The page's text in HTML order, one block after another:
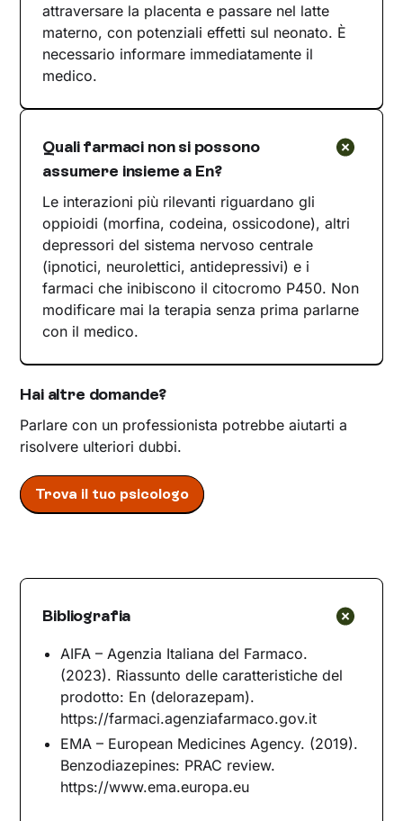
attraversare la placenta e passare nel latte
materno, con potenziali effetti sul neonato. È
necessario informare immediatamente il
medico.
Quali farmaci non si possono
assumere insieme a En?
Le interazioni più rilevanti riguardano gli
oppioidi (morfina, codeina, ossicodone), altri
depressori del sistema nervoso centrale
(ipnotici, neurolettici, antidepressivi) e i
farmaci che inibiscono il citocromo P450. Non
modificare mai la terapia senza prima parlarne
con il medico.
Hai altre domande?
Parlare con un professionista potrebbe aiutarti a
risolvere ulteriori dubbi.
Trova il tuo psicologo
Bibliografia
AIFA – Agenzia Italiana del Farmaco.
(2023). Riassunto delle caratteristiche del
prodotto: En (delorazepam).
https://farmaci.agenziafarmaco.gov.it
EMA – European Medicines Agency. (2019).
Benzodiazepines: PRAC review.
https://www.ema.europa.eu